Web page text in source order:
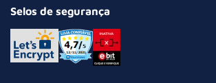
Selos de segurança